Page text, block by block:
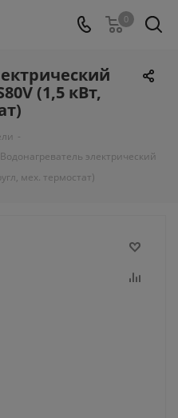
0
(1,5 кВт,
-
Водонагреватель электрический
мех. термостат)